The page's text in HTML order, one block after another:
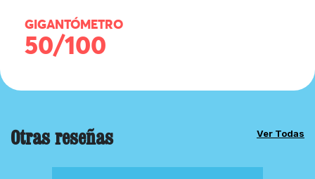
GIGANTÓMETRO
50/100
Otras reseñas Ver Todas